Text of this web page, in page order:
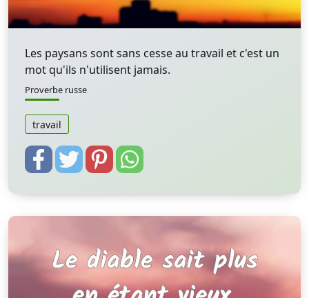
Les paysans sont sans cesse au travail et c'est un
mot qu'ils n'utilisent jamais.
Proverbe russe
travail